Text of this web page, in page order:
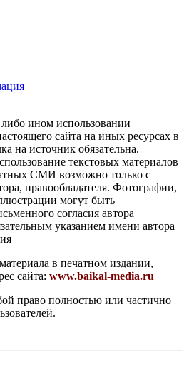
ином использовании
сайта на иных ресурсах в
на источник обязательна.
текстовых материалов
СМИ возможно только с
правообладателя. Фотографии,
могут быть
согласия автора
указанием имени автора
в печатном издании,
сайта: www.baikal-media.ru
право полностью или частично